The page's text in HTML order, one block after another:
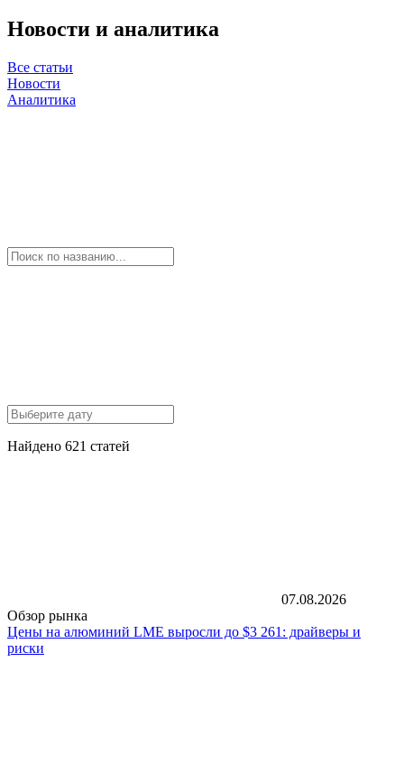
Новости и аналитика
Все статьи
Новости
Аналитика
Найдено 621 статей
07.08.2026
Обзор рынка
Цены на алюминий LME выросли до $3 261: драйверы и
риски